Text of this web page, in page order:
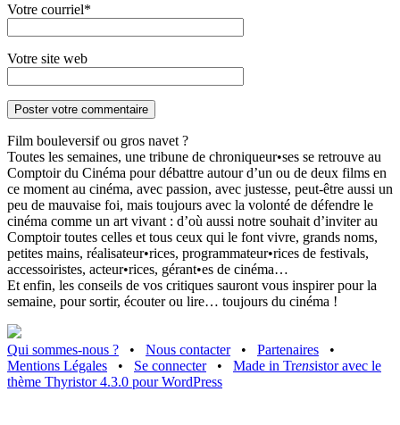
Votre courriel*
Votre site web
Film bouleversif ou gros navet ?
Toutes les semaines, une tribune de chroniqueur•ses se retrouve au
Comptoir du Cinéma pour débattre autour d’un ou de deux films en
ce moment au cinéma, avec passion, avec justesse, peut-être aussi un
peu de mauvaise foi, mais toujours avec la volonté de défendre le
cinéma comme un art vivant : d’où aussi notre souhait d’inviter au
Comptoir toutes celles et tous ceux qui le font vivre, grands noms,
petites mains, réalisateur•rices, programmateur•rices de festivals,
accessoiristes, acteur•rices, gérant•es de cinéma…
Et enfin, les conseils de vos critiques sauront vous inspirer pour la
semaine, pour sortir, écouter ou lire… toujours du cinéma !
Qui sommes-nous ? • Nous contacter • Partenaires
•
Mentions Légales
• Se connecter • Made in Trensistor avec le
thème Thyristor 4.3.0 pour WordPress